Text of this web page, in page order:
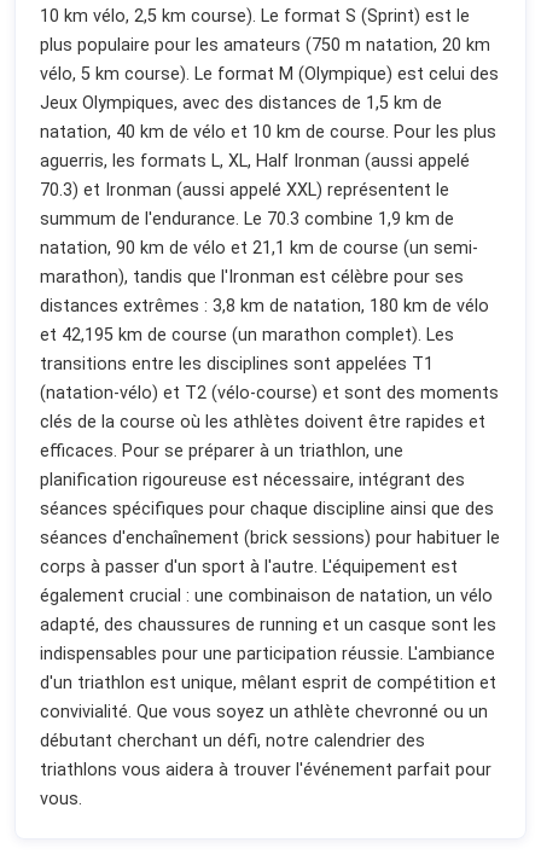
10 km vélo, 2,5 km course). Le format S (Sprint) est le
plus populaire pour les amateurs (750 m natation, 20 km
vélo, 5 km course). Le format M (Olympique) est celui des
Jeux Olympiques, avec des distances de 1,5 km de
natation, 40 km de vélo et 10 km de course. Pour les plus
aguerris, les formats L, XL, Half Ironman (aussi appelé
70.3) et Ironman (aussi appelé XXL) représentent le
summum de l'endurance. Le 70.3 combine 1,9 km de
natation, 90 km de vélo et 21,1 km de course (un semi-
marathon), tandis que l'Ironman est célèbre pour ses
distances extrêmes : 3,8 km de natation, 180 km de vélo
et 42,195 km de course (un marathon complet). Les
transitions entre les disciplines sont appelées T1
(natation-vélo) et T2 (vélo-course) et sont des moments
clés de la course où les athlètes doivent être rapides et
efficaces. Pour se préparer à un triathlon, une
planification rigoureuse est nécessaire, intégrant des
séances spécifiques pour chaque discipline ainsi que des
séances d'enchaînement (brick sessions) pour habituer le
corps à passer d'un sport à l'autre. L'équipement est
également crucial : une combinaison de natation, un vélo
adapté, des chaussures de running et un casque sont les
indispensables pour une participation réussie. L'ambiance
d'un triathlon est unique, mêlant esprit de compétition et
convivialité. Que vous soyez un athlète chevronné ou un
débutant cherchant un défi, notre calendrier des
triathlons vous aidera à trouver l'événement parfait pour
vous.